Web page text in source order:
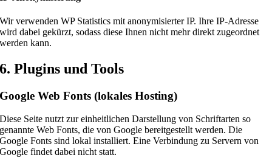
Wir verwenden WP Statistics mit anonymisierter IP. Ihre IP-Adresse
wird dabei gekürzt, sodass diese Ihnen nicht mehr direkt zugeordnet
werden kann.
6. Plugins und Tools
Google Web Fonts (lokales Hosting)
Diese Seite nutzt zur einheitlichen Darstellung von Schriftarten so
genannte Web Fonts, die von Google bereitgestellt werden. Die
Google Fonts sind lokal installiert. Eine Verbindung zu Servern von
Google findet dabei nicht statt.